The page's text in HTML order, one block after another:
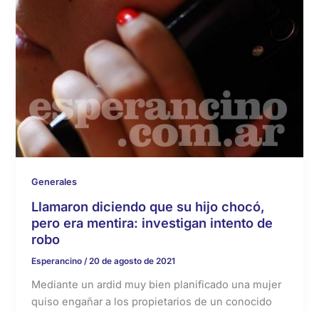
Generales
Llamaron diciendo que su hijo chocó,
pero era mentira: investigan intento de
robo
Esperancino /20 de agosto de 2021
Mediante un ardid muy bien planificado una mujer
quiso engañar a los propietarios de un conocido